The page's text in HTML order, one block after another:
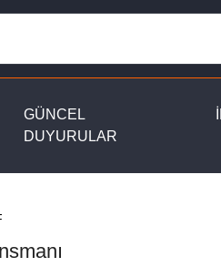
GÜNCEL
DUYURULAR